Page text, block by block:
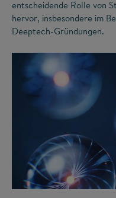
entscheidende Rolle von
hervor, insbesondere im
Deeptech-Gründungen.